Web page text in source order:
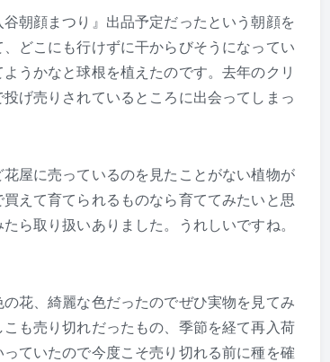
朝顔まつり』出品予定だったという朝顔を
どこにも行けずに干からびそうになってい
うかなと球根を植えたのです。去年のクリ
げ売りされているところに出会ってしまっ
屋に売っているのを見たことがない植物が
えて育てられるものなら育ててみたいと思
ら取り扱いありました。うれしいですね。
花、綺麗な色だったのでぜひ実物を見てみ
も売り切れだったもの、季節を経て再入荷
ていたので今度こそ売り切れる前に種を確